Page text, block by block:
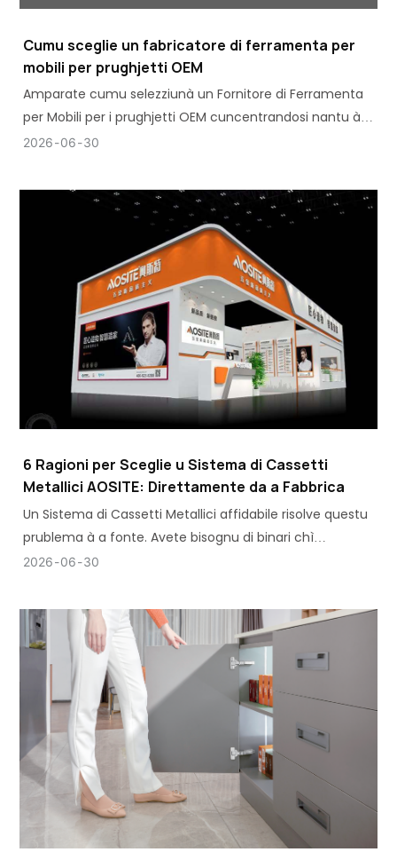
Cumu sceglie un fabricatore di ferramenta per
mobili per prughjetti OEM
Amparate cumu selezziunà un Fornitore di Ferramenta
per Mobili per i prughjetti OEM cuncentrandosi nantu à a
qualità, a cunsistenza, a capacità di pruduzzione è
2026 06 30
6 Ragioni per Sceglie u Sistema di Cassetti
Metallici AOSITE: Direttamente da a Fabbrica
Un Sistema di Cassetti Metallici affidabile risolve questu
prublema à a fonte. Avete bisognu di binari chì
sustenenu u pesu senza flettesi, è avete bisognu di una
forma.
2026 06 30